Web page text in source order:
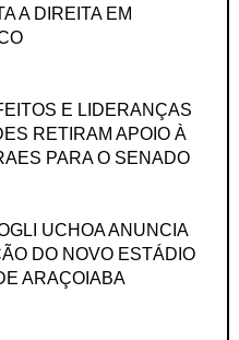
A DIREITA EM
E LIDERANÇAS
RETIRAM APOIO À
PARA O SENADO
UCHOA ANUNCIA
DO NOVO ESTÁDIO
ARAÇOIABA